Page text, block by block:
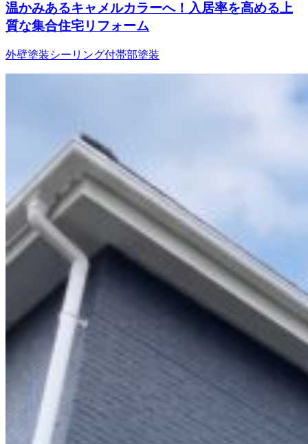
温かみあるキャメルカラーへ！入居率を高める上
質な集合住宅リフォーム
外壁塗装シーリング付帯部塗装